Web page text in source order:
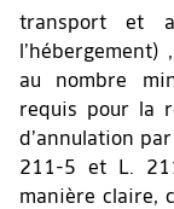
transport et
au nombre
requis pour la
d’annulation
211-5 et L.
manière claire,